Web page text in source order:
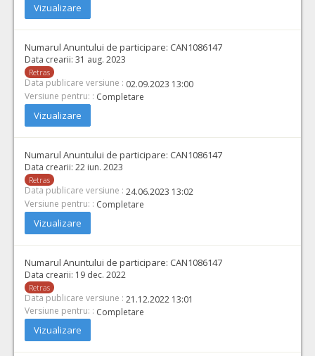
Vizualizare
Numarul Anuntului de participare: CAN1086147
Data crearii: 31 aug. 2023
Retras
Data publicare versiune : 02.09.2023 13:00
Versiune pentru: : Completare
Vizualizare
Numarul Anuntului de participare: CAN1086147
Data crearii: 22 iun. 2023
Retras
Data publicare versiune : 24.06.2023 13:02
Versiune pentru: : Completare
Vizualizare
Numarul Anuntului de participare: CAN1086147
Data crearii: 19 dec. 2022
Retras
Data publicare versiune : 21.12.2022 13:01
Versiune pentru: : Completare
Vizualizare